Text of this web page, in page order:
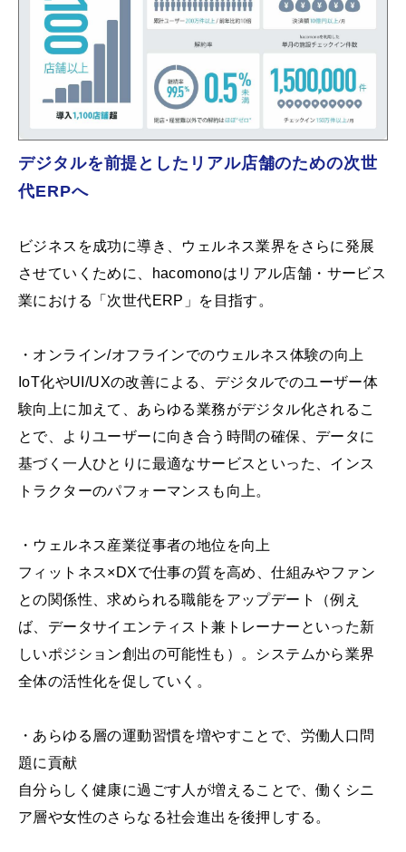
デジタルを前提としたリアル店舗のための次世
代ERPへ
ビジネスを成功に導き、ウェルネス業界をさらに発展
させていくために、hacomonoはリアル店舗・サービス
業における「次世代ERP」を目指す。
・オンライン/オフラインでのウェルネス体験の向上
IoT化やUI/UXの改善による、デジタルでのユーザー体
験向上に加えて、あらゆる業務がデジタル化されるこ
とで、よりユーザーに向き合う時間の確保、データに
基づく一人ひとりに最適なサービスといった、インス
トラクターのパフォーマンスも向上。
・ウェルネス産業従事者の地位を向上
フィットネス×DXで仕事の質を高め、仕組みやファン
との関係性、求められる職能をアップデート（例え
ば、データサイエンティスト兼トレーナーといった新
しいポジション創出の可能性も）。システムから業界
全体の活性化を促していく。
・あらゆる層の運動習慣を増やすことで、労働人口問
題に貢献
自分らしく健康に過ごす人が増えることで、働くシニ
ア層や女性のさらなる社会進出を後押しする。